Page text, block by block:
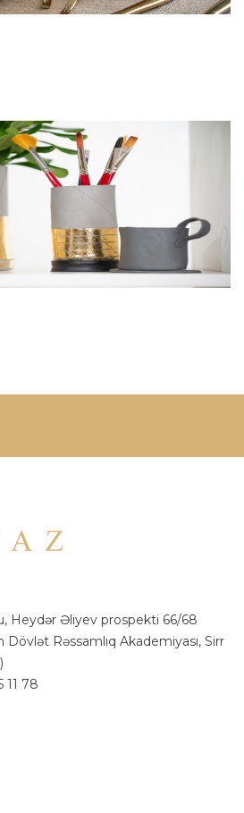
Heydər Əliyev prospekti 66/68
Rəssamlıq Akademiyası, Sirr
11 78